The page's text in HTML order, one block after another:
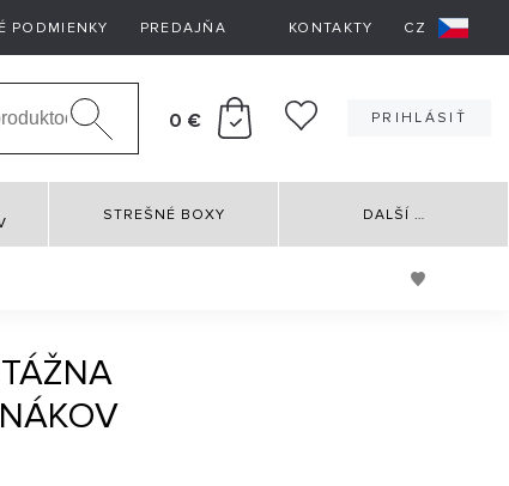
PODMIENKY PREDAJŇA KONTAKTY CZ
0 € PRIHLÁSIŤ
STREŠNÉ BOXY DALŠÍ …